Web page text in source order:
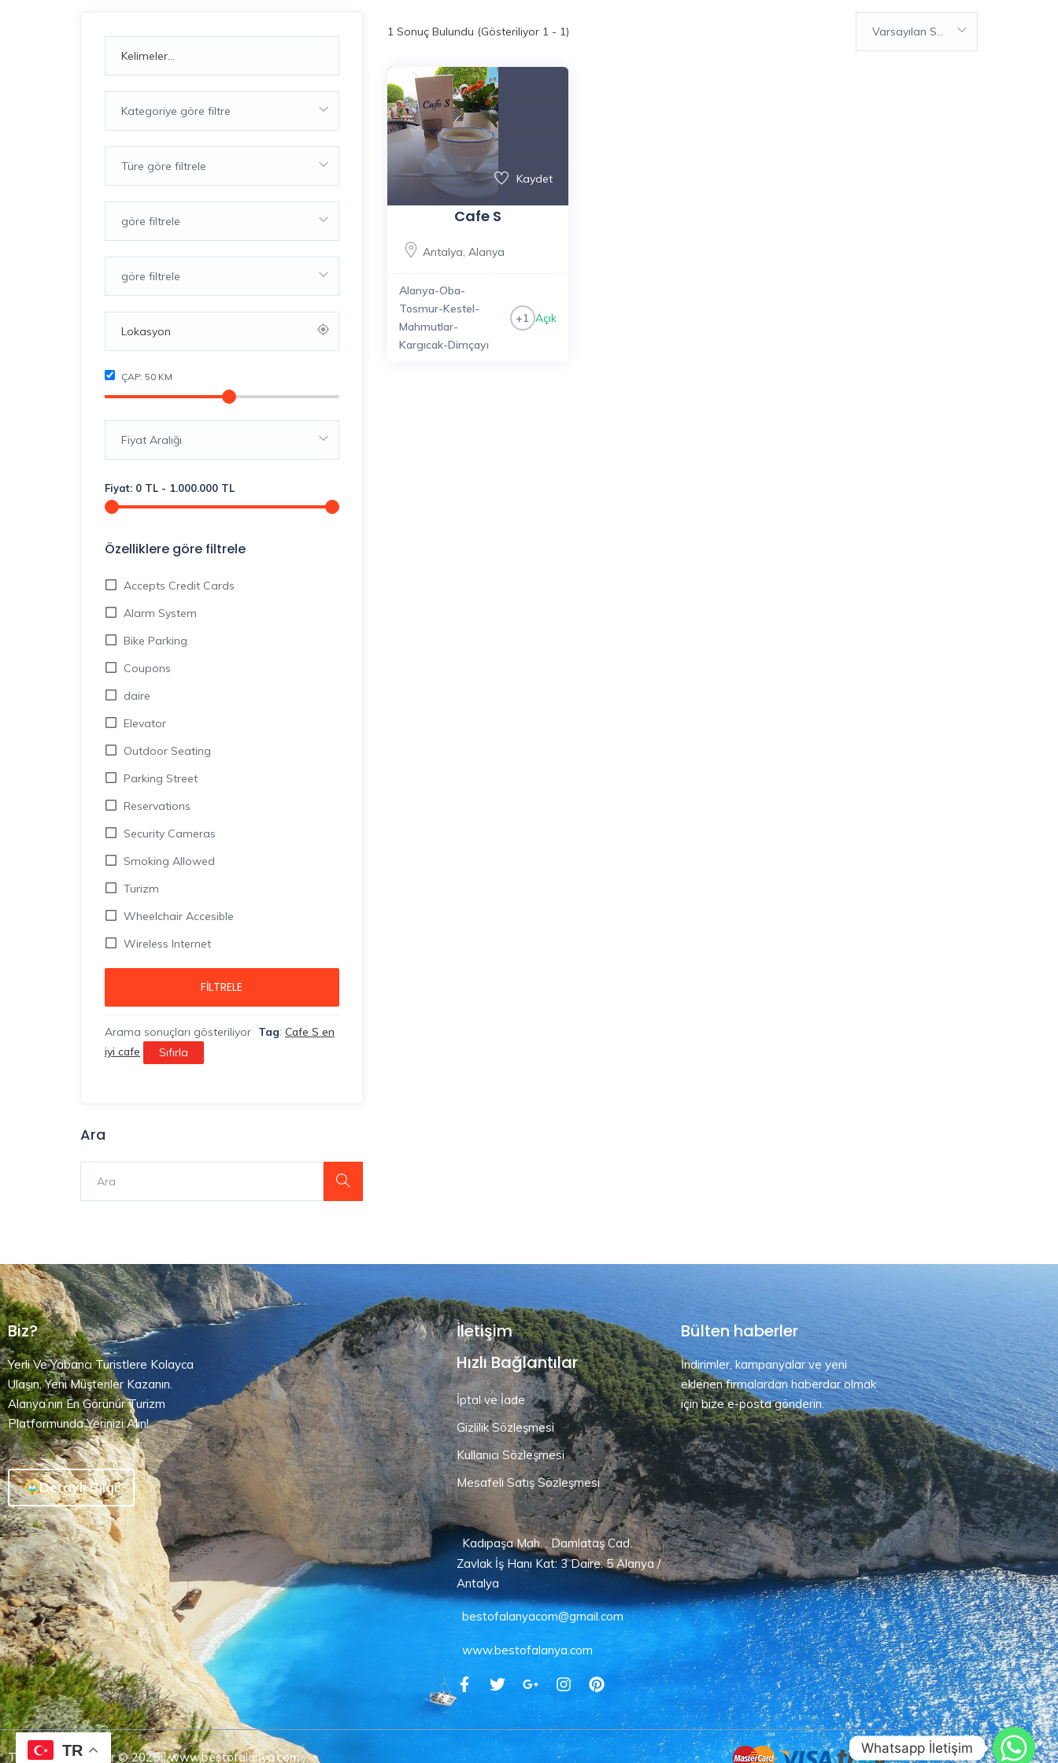
Kategoriye göre filtre
Türe göre filtrele
göre filtrele
göre filtrele
ÇAP: 50 KM
Fiyat Aralığı
Fiyat: 0 TL - 1.000.000 TL
Özelliklere göre filtrele
Accepts Credit Cards
Alarm System
Bike Parking
Coupons
daire
Elevator
Outdoor Seating
Parking Street
Reservations
Security Cameras
Smoking Allowed
Turizm
Wheelchair Accesible
Wireless Internet
FILTRELE
Arama sonuçları gösteriliyor Tag: Cafe S en
iyi cafe
Sıfırla
Ara
1 Sonuç Bulundu (Gösteriliyor 1 - 1) Varsayılan Sıralama
Kaydet
Cafe S
Antalya, Alanya
Alanya-Oba-
Tosmur-Kestel-
Mahmutlar-
Kargıcak-Dimçayı
+1 Açık
Biz?
Yerli Ve Yabancı Turistlere Kolayca
Ulaşın, Yeni Müşteriler Kazanın.
Alanya’nın En Görünür Turizm
Platformunda Yerinizi Alın!
Detaylı Bilgi
İletişim
Hızlı Bağlantılar
İptal ve İade
Gizlilik Sözleşmesi
Kullanıcı Sözleşmesi
Mesafeli Satış Sözleşmesi
Kadıpaşa Mah. . Damlataş Cad.
Zavlak İş Hanı Kat: 3 Daire: 5 Alanya /
Antalya
bestofalanyacom@gmail.com
www.bestofalanya.com
Bülten haberler
İndirimler, kampanyalar ve yeni
eklenen firmalardan haberdar olmak
için bize e-posta gönderin.
Tüm Hakları Saklıdır © 2025 | www.bestofalanya.com
TR Whatsapp İletişim